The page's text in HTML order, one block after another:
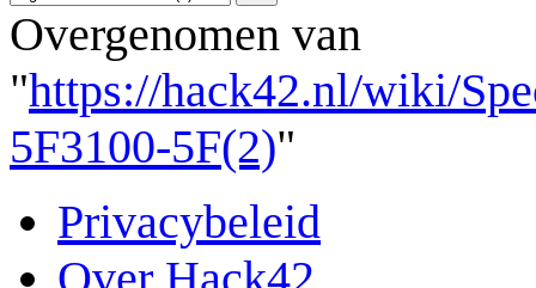
Overgenomen van
"https://hack42.nl/wiki/
5F3100-5F(2)"
Privacybeleid